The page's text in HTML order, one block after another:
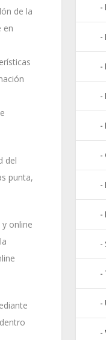
de la
en
del
punta,
online